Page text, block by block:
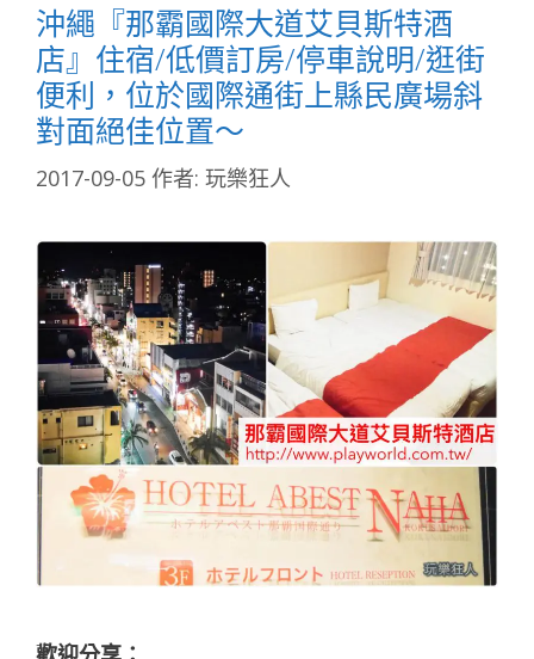
沖繩『那霸國際大道艾貝斯特酒
店』住宿/低價訂房/停車說明/逛街
便利，位於國際通街上縣民廣場斜
對面絕佳位置～
2017-09-05 作者: 玩樂狂人